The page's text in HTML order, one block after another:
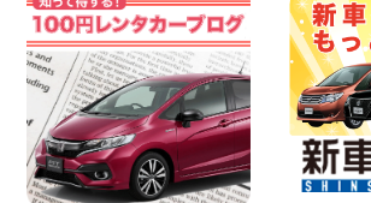
【カーシェアのレンタカ
した!】 岐阜県 各務原那
100円レ
空き有ります!!コンパク
ン 軽トラ 車種多数!!関
町田根岸店
100円